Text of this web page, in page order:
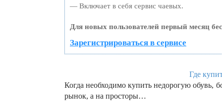
— Включает в себя сервис чаевых.
Для новых пользователей первый месяц
Зарегистрироваться в сервисе
Где
Когда необходимо купить недорогую обувь,
рынок, а на просторы…